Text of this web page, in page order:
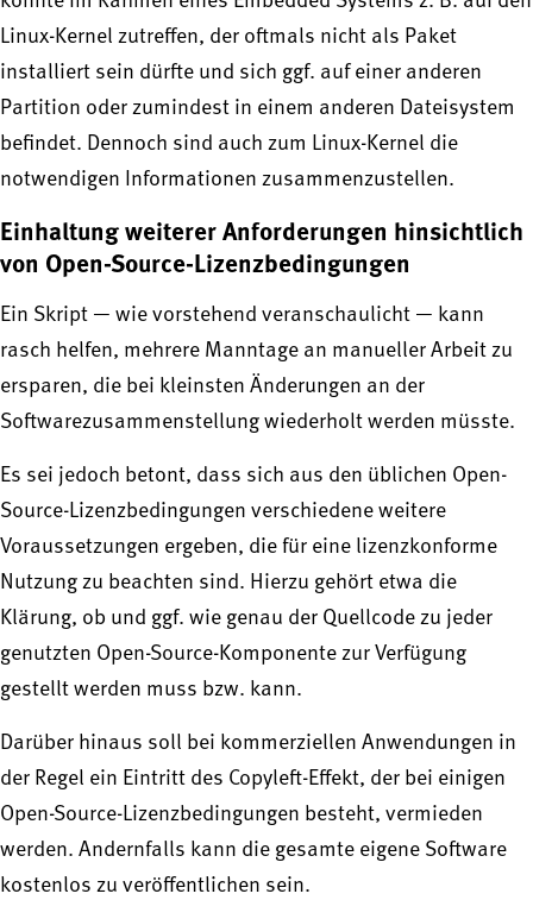
Linux-Kernel zutreffen, der oftmals nicht als Paket
installiert sein dürfte und sich ggf. auf einer anderen
Partition oder zumindest in einem anderen Dateisystem
befindet. Dennoch sind auch zum Linux-Kernel die
notwendigen Informationen zusammenzustellen.
Einhaltung weiterer Anforderungen hinsichtlich
von Open-Source-Lizenzbedingungen
Ein Skript — wie vorstehend veranschaulicht — kann
rasch helfen, mehrere Manntage an manueller Arbeit zu
ersparen, die bei kleinsten Änderungen an der
Softwarezusammenstellung wiederholt werden müsste.
Es sei jedoch betont, dass sich aus den üblichen Open-
Source-Lizenzbedingungen verschiedene weitere
Voraussetzungen ergeben, die für eine lizenzkonforme
Nutzung zu beachten sind. Hierzu gehört etwa die
Klärung, ob und ggf. wie genau der Quellcode zu jeder
genutzten Open-Source-Komponente zur Verfügung
gestellt werden muss bzw. kann.
Darüber hinaus soll bei kommerziellen Anwendungen in
der Regel ein Eintritt des Copyleft-Effekt, der bei einigen
Open-Source-Lizenzbedingungen besteht, vermieden
werden. Andernfalls kann die gesamte eigene Software
kostenlos zu veröffentlichen sein.